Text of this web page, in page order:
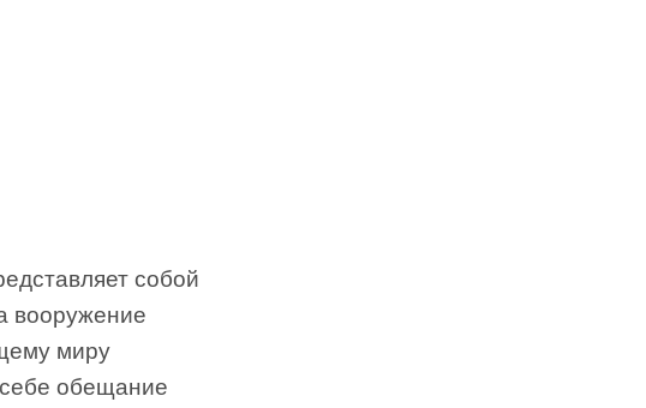
собой
вооружение
миру
обещание